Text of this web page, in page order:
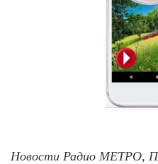
Новости Радио МЕТРО,